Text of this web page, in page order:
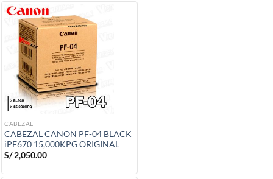
CABEZAL
CABEZAL CANON PF-04 BLACK
iPF670 15,000KPG ORIGINAL
S/2,050.00